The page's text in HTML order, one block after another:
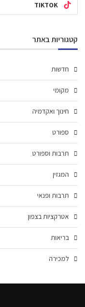
TIKTOK
קטגוריות באתר
חדשות
מקומי
חינוך ואקדמיה
ספורט
תרבות וספורט
המגזין
תרבות ופנאי
אטרקציות בצפון
בריאות
למכירה